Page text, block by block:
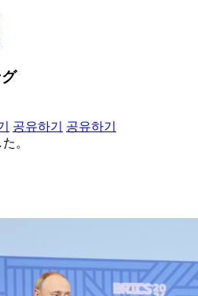
공유하기
공유하기
。